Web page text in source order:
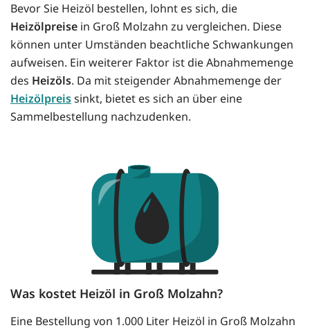
Bevor Sie Heizöl bestellen, lohnt es sich, die
Heizölpreise in Groß Molzahn zu vergleichen. Diese
können unter Umständen beachtliche Schwankungen
aufweisen. Ein weiterer Faktor ist die Abnahmemenge
des Heizöls. Da mit steigender Abnahmemenge der
Heizölpreissinkt, bietet es sich an über eine
Sammelbestellung nachzudenken.
Was kostet Heizöl in Groß Molzahn?
Eine Bestellung von 1.000 Liter Heizöl in Groß Molzahn